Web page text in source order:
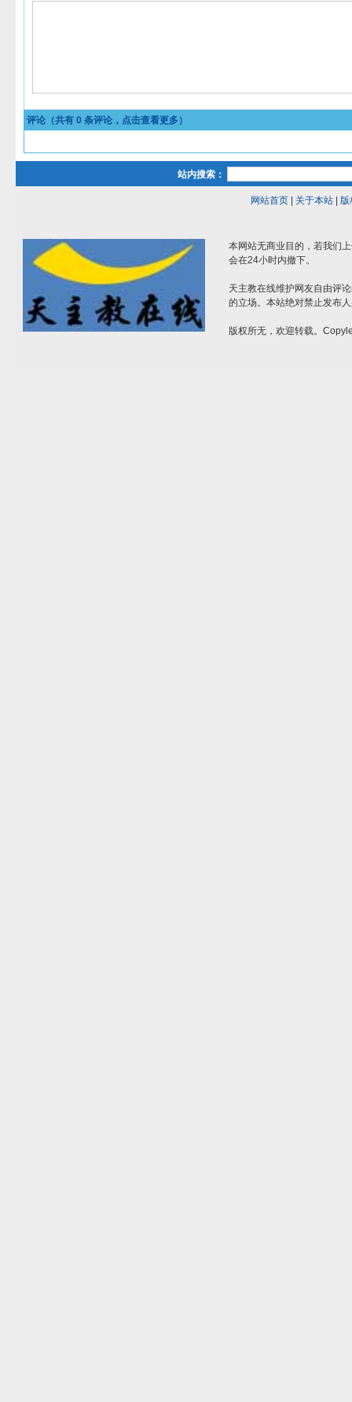
评论（共有 0 条评论，点击查看更多）
站内搜索：
网站首页| 关于本站| 版
本网站无商业目的，若我们
会在24小时内撤下。
天主教在线维护网友自由评
的立场。本站绝对禁止发布
版权所无，欢迎转载。